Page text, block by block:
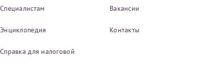
Специалистам Вакансии
Энциклопедия Контакты
Справка для налоговой